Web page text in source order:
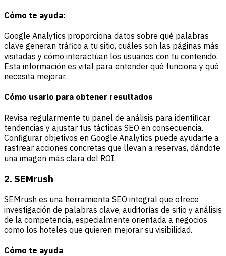
Cómo te ayuda:
Google Analytics proporciona datos sobre qué palabras
clave generan tráfico a tu sitio, cuáles son las páginas más
visitadas y cómo interactúan los usuarios con tu contenido.
Esta información es vital para entender qué funciona y qué
necesita mejorar.
Cómo usarlo para obtener resultados
Revisa regularmente tu panel de análisis para identificar
tendencias y ajustar tus tácticas SEO en consecuencia.
Configurar objetivos en Google Analytics puede ayudarte a
rastrear acciones concretas que llevan a reservas, dándote
una imagen más clara del ROI.
2. SEMrush
SEMrush es una herramienta SEO integral que ofrece
investigación de palabras clave, auditorías de sitio y análisis
de la competencia, especialmente orientada a negocios
como los hoteles que quieren mejorar su visibilidad.
Cómo te ayuda